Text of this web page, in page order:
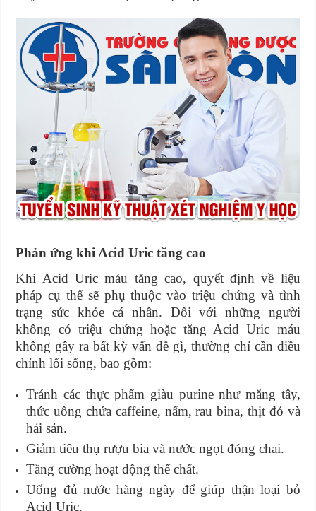
Phản ứng khi Acid Uric tăng cao
Khi Acid Uric máu tăng cao, quyết định về liệu
pháp cụ thể sẽ phụ thuộc vào triệu chứng và tình
trạng sức khỏe cá nhân. Đối với những người
không có triệu chứng hoặc tăng Acid Uric máu
không gây ra bất kỳ vấn đề gì, thường chỉ cần điều
chỉnh lối sống, bao gồm:
Tránh các thực phẩm giàu purine như măng tây,
thức uống chứa caffeine, nấm, rau bina, thịt đỏ và
hải sản.
Giảm tiêu thụ rượu bia và nước ngọt đóng chai.
Tăng cường hoạt động thể chất.
Uống đủ nước hàng ngày để giúp thận loại bỏ
Acid Uric.